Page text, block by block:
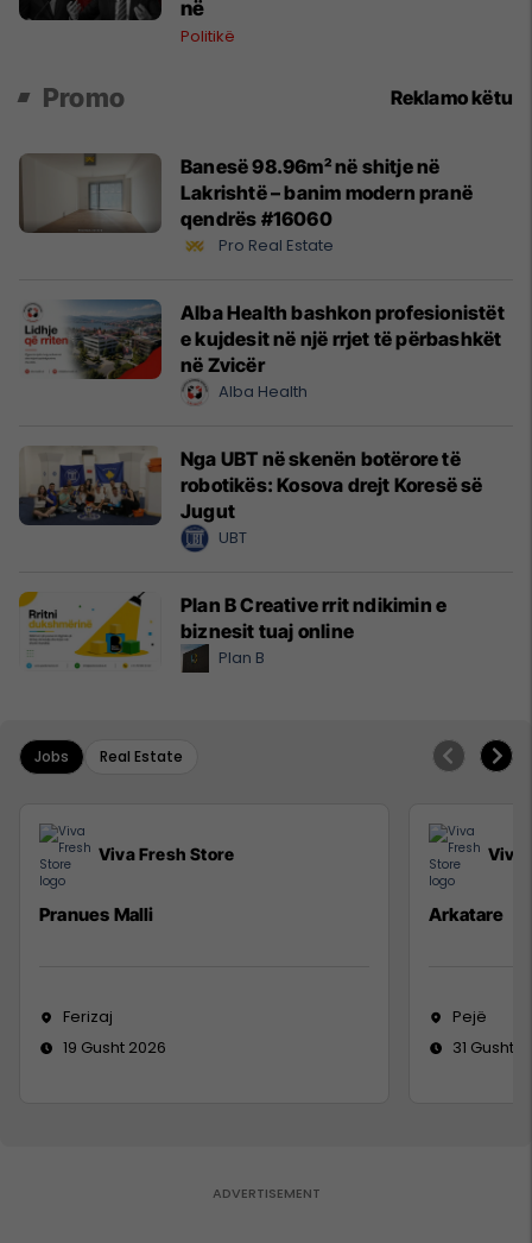
në
Politikë
Promo Reklamo këtu
Banesë 98.96m² në shitje në
Lakrishtë – banim modern pranë
qendrës #16060
Pro Real Estate
Alba Health bashkon profesionistët
e kujdesit në një rrjet të përbashkët
në Zvicër
Alba Health
Nga UBT në skenën botërore të
robotikës: Kosova drejt Koresë së
Jugut
UBT
Plan B Creative rrit ndikimin e
biznesit tuaj online
Plan B
Jobs Real Estate
Viva Fresh Store
Pranues Malli
Ferizaj
19 Gusht 2026
Viva
Arkatare
Pejë
31 Gusht